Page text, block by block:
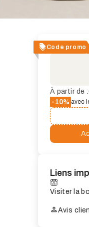
Code promo
À partir de :
-10% avec
Liens
Visiter la
Avis